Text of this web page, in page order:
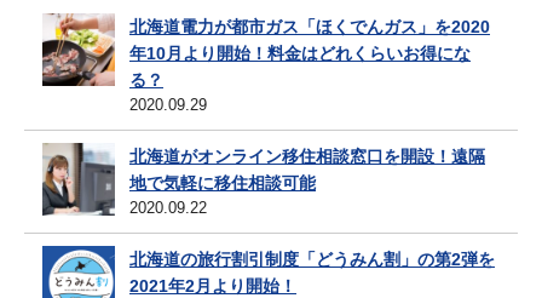
北海道電力が都市ガス「ほくでんガス」を2020
年10月より開始！料金はどれくらいお得にな
る？
2020.09.29
北海道がオンライン移住相談窓口を開設！遠隔
地で気軽に移住相談可能
2020.09.22
北海道の旅行割引制度「どうみん割」の第2弾を
2021年2月より開始！